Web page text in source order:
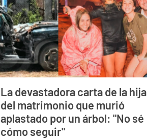
La devastadora carta de la hija
del matrimonio que murió
aplastado por un árbol: "No sé
cómo seguir"